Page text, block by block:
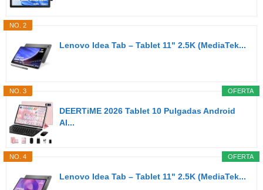
NO. 2
Lenovo Idea Tab – Tablet 11" 2.5K (MediaTek...
OFERTA
NO. 3
DEERTiME 2026 Tablet 10 Pulgadas Android
AI...
OFERTA
NO. 4
Lenovo Idea Tab – Tablet 11" 2.5K (MediaTek...